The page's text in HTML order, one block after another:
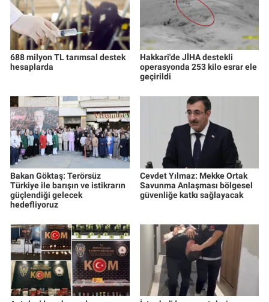
688 milyon TL tarımsal destek
hesaplarda
Hakkari'de JİHA destekli
operasyonda 253 kilo esrar ele
geçirildi
Bakan Göktaş: Terörsüz
Türkiye ile barışın ve istikrarın
güçlendiği gelecek
hedefliyoruz
Cevdet Yılmaz: Mekke Ortak
Savunma Anlaşması bölgesel
güvenliğe katkı sağlayacak